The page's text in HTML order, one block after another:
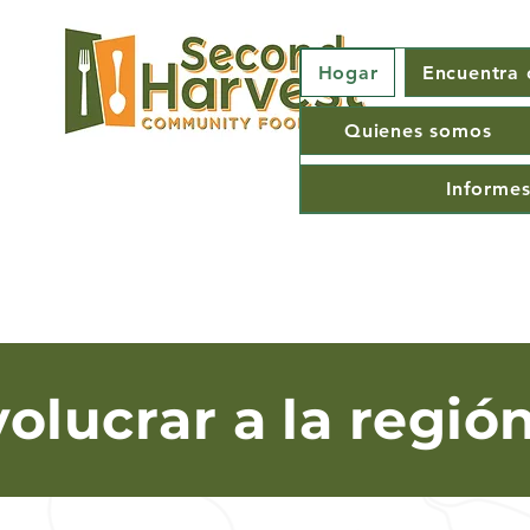
Ingrid Nelson, usuaria de
Hogar Encuentra
Quienes somos
a la